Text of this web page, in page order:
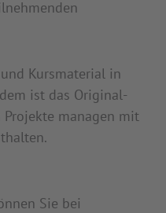
Kursmaterial in
ist das Original-
managen mit
Sie bei